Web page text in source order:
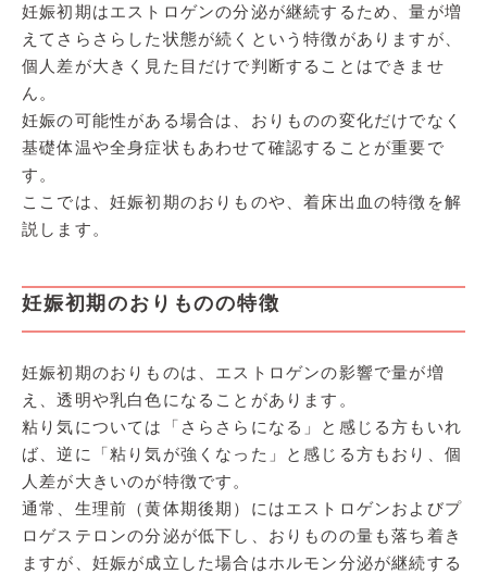
妊娠初期はエストロゲンの分泌が継続するため、量が増
えてさらさらした状態が続くという特徴がありますが、
個人差が大きく見た目だけで判断することはできませ
ん。
妊娠の可能性がある場合は、おりものの変化だけでなく
基礎体温や全身症状もあわせて確認することが重要で
す。
ここでは、妊娠初期のおりものや、着床出血の特徴を解
説します。
妊娠初期のおりものの特徴
妊娠初期のおりものは、エストロゲンの影響で量が増
え、透明や乳白色になることがあります。
粘り気については「さらさらになる」と感じる方もいれ
ば、逆に「粘り気が強くなった」と感じる方もおり、個
人差が大きいのが特徴です。
通常、生理前（黄体期後期）にはエストロゲンおよびプ
ロゲステロンの分泌が低下し、おりものの量も落ち着き
ますが、妊娠が成立した場合はホルモン分泌が継続する